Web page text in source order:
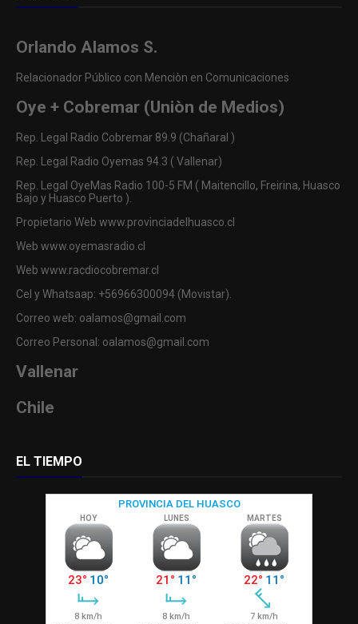
Orlando Alamos S.
Relacionador Público con Menciòn en Comunicaciones
Oye + Cobremar (Uniòn de Medios)
Rep. Legal Radio Cobremar 89.9 (Chañaral )
Rep. Legal Radio Oyemas 94.3 ( Vallenar)
Rep. Legal OyeMas Radio 100-5 FM ( Maitencillo, Freirina, Huasco
Bajo y Huasco Puerto ).
Propietario Web www.provinciadelhuasco.cl
Web www.oyemasradio.cl
Web www.racdiocobremar.cl
Cel y Whatsaap: +56966300094 (Movistar).
Correo web: oalamos@gmail.com
Correo Personal: oalamos@gmail.com
Vallenar
Chile
EL TIEMPO